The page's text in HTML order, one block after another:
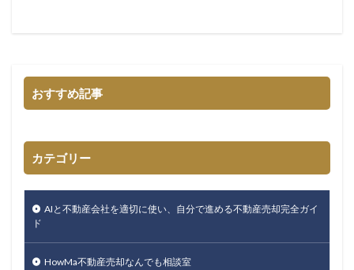
おすすめ記事
カテゴリー
AIと不動産会社を適切に使い、自分で進める不動産売却完全ガイ
ド
HowMa不動産売却なんでも相談室